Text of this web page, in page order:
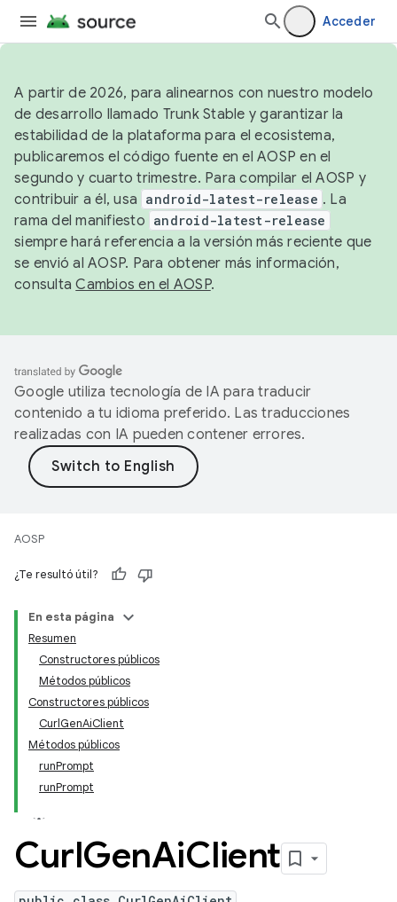
Acceder
A partir de 2026, para alinearnos con nuestro modelo
de desarrollo llamado Trunk Stable y garantizar la
estabilidad de la plataforma para el ecosistema,
publicaremos el código fuente en el AOSP en el
segundo y cuarto trimestre. Para compilar el AOSP y
contribuir a él, usa android-latest-release . La
rama del manifiesto android-latest-release
siempre hará referencia a la versión más reciente que
se envió al AOSP. Para obtener más información,
consultaCambios en el AOSP.
Google utiliza tecnología de IA para traducir
contenido a tu idioma preferido. Las traducciones
realizadas con IA pueden contener errores.
AOSP
¿Te resultó útil?
En esta página
Resumen
Constructores públicos
Métodos públicos
Constructores públicos
CurlGenAiClient
Métodos públicos
runPrompt
runPrompt
CurlGenAiClient